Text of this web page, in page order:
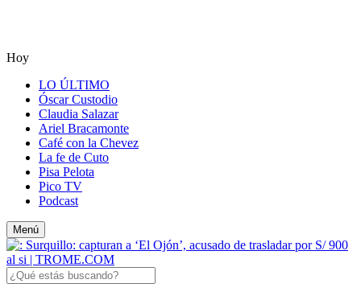
Hoy
LO ÚLTIMO
Óscar Custodio
Claudia Salazar
Ariel Bracamonte
Café con la Chevez
La fe de Cuto
Pisa Pelota
Pico TV
Podcast
Menú